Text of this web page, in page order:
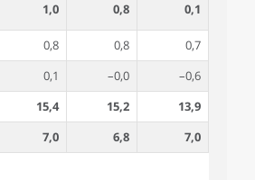
1,0 0,8 0,1
0,8 0,8
0,7
0,1 –0,0
–0,6
15,4 15,2
13,9
7,0 6,8
7,0